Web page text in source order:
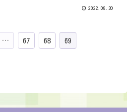
2022.08.30
… 67 68 69